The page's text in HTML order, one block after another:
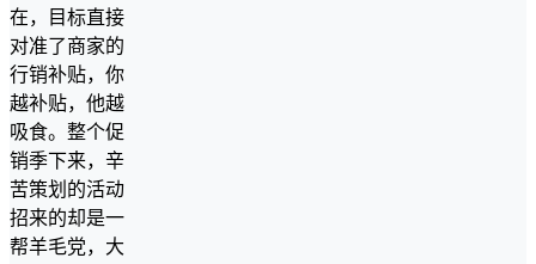
在，目标直接
对准了商家的
行销补贴，你
越补贴，他越
吸食。整个促
销季下来，辛
苦策划的活动
招来的却是一
帮羊毛党，大